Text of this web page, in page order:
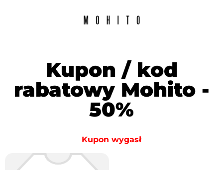
Kupon / kod
rabatowy Mohito -
50%
Kupon wygasł